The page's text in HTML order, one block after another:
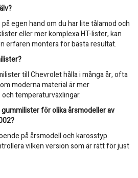
egen hand om du har lite tålamod och
eller mer komplexa HT-lister, kan
erfaren montera för bästa resultat.
till Chevrolet hålla i många år, ofta
moderna material är mer
temperaturväxlingar.
för olika årsmodeller av
på årsmodell och karosstyp.
vilken version som är rätt för just